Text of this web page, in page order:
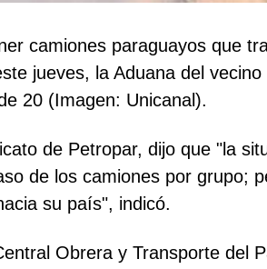
camiones paraguayos que
jueves, la Aduana del
20 (Imagen: Unicanal).
de Petropar, dijo que "la
de los camiones por grupo;
su país", indicó.
Obrera y Transporte del